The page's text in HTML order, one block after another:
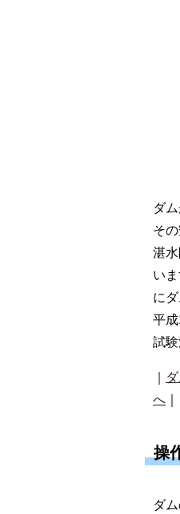
ダ
そ
湛
い
にダ
平
試
へ
操
ダ